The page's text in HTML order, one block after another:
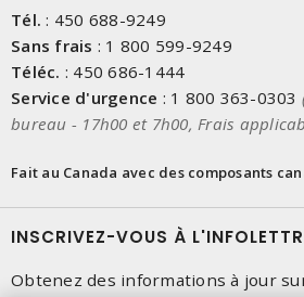
Tél. : 450 688-9249
Sans frais : 1 800 599-9249
Téléc. : 450 686-1444
Service d'urgence : 1 800 363-0303
bureau - 17h00 et 7h00, Frais
Fait au Canada avec des composants
INSCRIVEZ-VOUS À
Obtenez des informations à jour